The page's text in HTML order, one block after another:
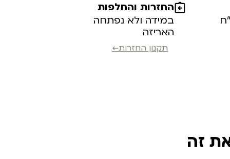
החזרות והחלפות
במידה ולא נפתחה
האריזה
תקנון החזרות←
זה